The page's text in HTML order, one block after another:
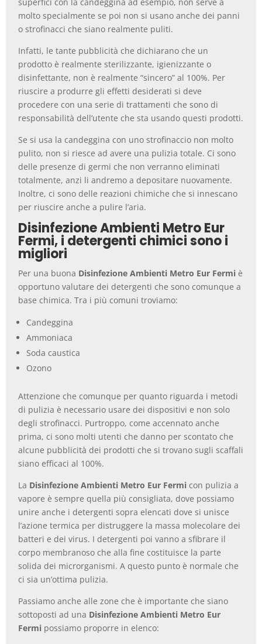
molto specialmente se poi non si usano anche dei panni
o strofinacci che siano realmente puliti.
Infatti, le tante pubblicità che dichiarano che un
prodotto è realmente sterilizzante, igienizzante o
disinfettante, non è realmente “sincero” al 100%. Per
riuscire a produrre gli effetti desiderati si deve
procedere con una serie di trattamenti che sono di
responsabilità dell’utente che sta usando questi prodotti.
Se si usa la candeggina con uno strofinaccio non molto
pulito, non si riesce ad avere una pulizia totale. Ci sono
delle presenze di germi che non verranno eliminati
totalmente, anzi li andremo a depositare nuovamente.
Inoltre, ci sono delle reazioni chimiche che si innescano
per riuscire anche a pulire l’aria.
Disinfezione Ambienti Metro Eur
Fermi, i detergenti chimici sono i
migliori
Per una buona Disinfezione Ambienti Metro Eur Fermi è
opportuno valutare dei detergenti che sono comunque a
base chimica. Tra i più comuni troviamo:
Candeggina
Ammoniaca
Soda caustica
Ozono
Attenzione che comunque per quanto riguarda i metodi
di pulizia è necessario usare dei dispositivi e non solo
degli strofinacci. Purtroppo, come accennato anche
prima, ci sono molti utenti che danno per scontato che
alcune pubblicità dei prodotti che si trovano sugli scaffali
siano efficaci al 100%.
La Disinfezione Ambienti Metro Eur Fermi con pulizia a
vapore è sempre quella più consigliata, dove possiamo
unire anche i detergenti sopra elencati dove si unisce
l’azione termica per distruggere la massa molecolare dei
batteri e dei virus. I detergenti poi vanno a sfibrare il
corpo membranoso che alla fine costituisce la parte
solida dei microrganismi. A questo punto è normale che
ci sia un’ottima pulizia.
Passiamo anche alle zone che è importante che siano
sottoposti ad una Disinfezione Ambienti Metro Eur
Fermi possiamo proporre in elenco: